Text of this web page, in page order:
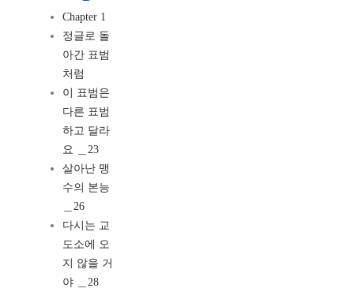
Chapter 1
정글로 돌
아간 표범
처럼
이 표범은
다른 표범
하고 달라
요 ＿23
살아난 맹
수의 본능
＿26
다시는 교
도소에 오
지 않을 거
야 ＿28